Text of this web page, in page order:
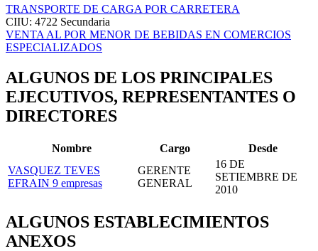
TRANSPORTE DE CARGA POR CARRETERA
CIIU: 4722 Secundaria
VENTA AL POR MENOR DE BEBIDAS EN COMERCIOS
ESPECIALIZADOS
ALGUNOS DE LOS PRINCIPALES
EJECUTIVOS, REPRESENTANTES O
DIRECTORES
Nombre Cargo
Desde
VASQUEZ TEVES
EFRAIN 9 empresas
GERENTE
GENERAL
16 DE
SETIEMBRE DE
2010
ALGUNOS ESTABLECIMIENTOS
ANEXOS